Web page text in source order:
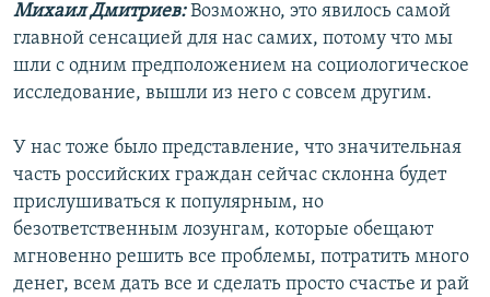
Михаил Дмитриев:Возможно, это явилось самой
главной сенсацией для нас самих, потому что мы
шли с одним предположением на социологическое
исследование, вышли из него с совсем другим.
У нас тоже было представление, что значительная
часть российских граждан сейчас склонна будет
прислушиваться к популярным, но
безответственным лозунгам, которые обещают
мгновенно решить все проблемы, потратить много
денег, всем дать все и сделать просто счастье и рай